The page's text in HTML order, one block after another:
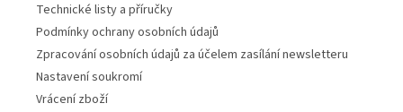
Technické listy a příručky
Podmínky ochrany osobních údajů
Zpracování osobních údajů za účelem zasílání newsletteru
Nastavení soukromí
Vrácení zboží